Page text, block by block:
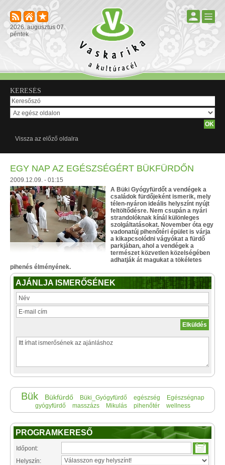
2026. augusztus 07.
péntek
KERESÉS
Vissza az előző oldalra
EGY NAP AZ EGÉSZSÉGÉRT BÜKFÜRDŐN
2009.12.09. - 01:15
A Büki Gyógyfürdőt a vendégek a
családok fürdőjeként ismerik, mely
télen-nyáron ideális helyszínt nyújt
feltöltődésre. Nem csupán a nyári
strandolóknak kínál különleges
szolgáltatásokat. November óta egy
vadonatúj pihenőtéri épület is várja
a kikapcsolódni vágyókat a fürdő
parkjában, ahol a vendégek a
természet közvetlen közelségében
adhatják át magukat a tökéletes
pihenés élményének.
AJÁNLJA ISMERŐSÉNEK
Bük Bükfürdő Büki_Gyógyfürdő egészség
Egészségnap
gyógyfürdő
masszázs Mikulás pihenőtér wellness
PROGRAMKERESŐ
Időpont:
Helyszín: